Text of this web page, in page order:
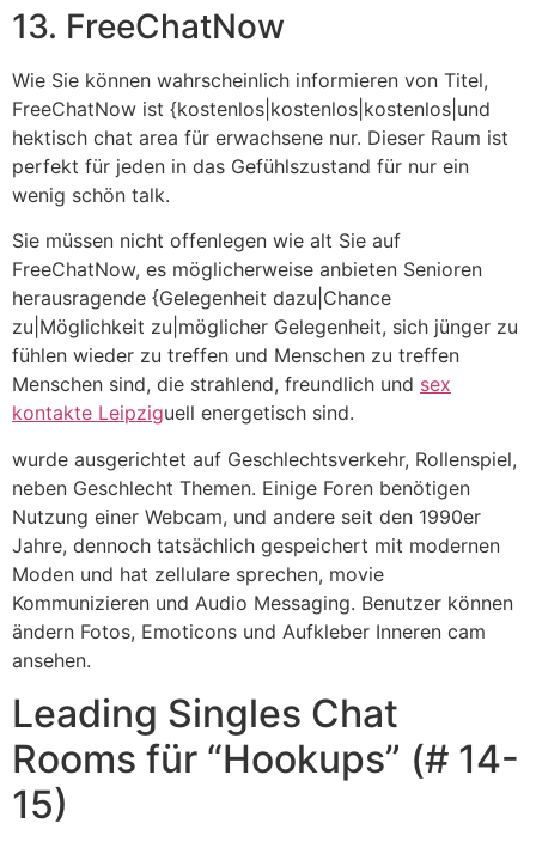
13. FreeChatNow
Wie Sie können wahrscheinlich informieren von Titel,
FreeChatNow ist {kostenlos|kostenlos|kostenlos|und
hektisch chat area für erwachsene nur. Dieser Raum ist
perfekt für jeden in das Gefühlszustand für nur ein
wenig schön talk.
Sie müssen nicht offenlegen wie alt Sie auf
FreeChatNow, es möglicherweise anbieten Senioren
herausragende {Gelegenheit dazu|Chance
zu|Möglichkeit zu|möglicher Gelegenheit, sich jünger zu
fühlen wieder zu treffen und Menschen zu treffen
Menschen sind, die strahlend, freundlich und sex
kontakte Leipziguell energetisch sind.
wurde ausgerichtet auf Geschlechtsverkehr, Rollenspiel,
neben Geschlecht Themen. Einige Foren benötigen
Nutzung einer Webcam, und andere seit den 1990er
Jahre, dennoch tatsächlich gespeichert mit modernen
Moden und hat zellulare sprechen, movie
Kommunizieren und Audio Messaging. Benutzer können
ändern Fotos, Emoticons und Aufkleber Inneren cam
ansehen.
Leading Singles Chat
Rooms für “Hookups” (# 14-
15)